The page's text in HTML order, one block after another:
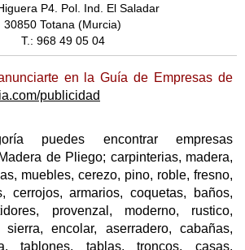
P4. Pol. Ind. El Saladar
30850 Totana (Murcia)
T.: 968 49 05 04
en la Guía de Empresas de
publicidad
puedes encontrar empresas
de Pliego; carpinterias, madera,
muebles, cerezo, pino, roble, fresno,
cerrojos, armarios, coquetas, baños,
provenzal, moderno, rustico,
encolar, aserradero, cabañas,
tablones, tablas, troncos, casas,